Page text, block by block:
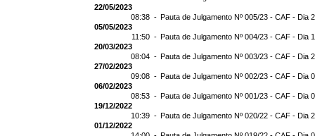
22/05/2023
08:38 - Pauta de Julgamento Nº 005/23 - CAF - Dia
05/05/2023
11:50 - Pauta de Julgamento Nº 004/23 - CAF - Dia
20/03/2023
08:04 - Pauta de Julgamento Nº 003/23 - CAF - Dia
27/02/2023
09:08 - Pauta de Julgamento Nº 002/23 - CAF - Dia
06/02/2023
08:53 - Pauta de Julgamento Nº 001/23 - CAF - Dia
19/12/2022
10:39 - Pauta de Julgamento Nº 020/22 - CAF - Dia
01/12/2022